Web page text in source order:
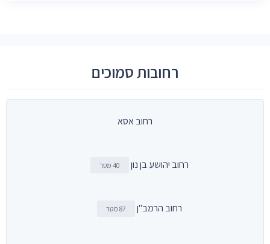
רחובות סמוכים
רחוב אסא
רחוב יהושע בן נון 40 מטר
רחוב הרמב"ן 87 מטר